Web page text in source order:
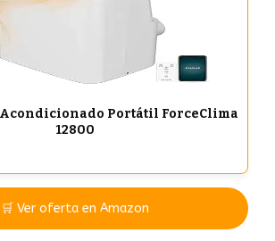
Portátil ForceClima
12800
🛒 Ver oferta en Amazon